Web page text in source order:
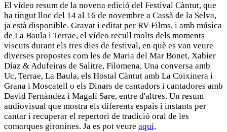
El vídeo resum de la novena edició del Festival Càntut, que
ha tingut lloc del 14 al 16 de novembre a Cassà de la Selva,
ja està disponible. Gravat i editat per RV Films, i amb música
de La Baula i Terrae, el vídeo recull molts dels moments
viscuts durant els tres dies de festival, en què es van veure
diverses propostes com les de Maria del Mar Bonet, Xabier
Díaz & Adufeiras de Salitre, Filomena, Una conversa amb
Uc, Terrae, La Baula, els Hostal Càntut amb La Coixinera i
Grana i Moscatell o els Dinars de cantadors i cantadores amb
David Fernàndez i Magalí Sare, entre d'altres. Un resum
audiovisual que mostra els diferents espais i instants per
cantar i recuperar el repertori de tradició oral de les
comarques gironines. Ja es pot veure aquí.